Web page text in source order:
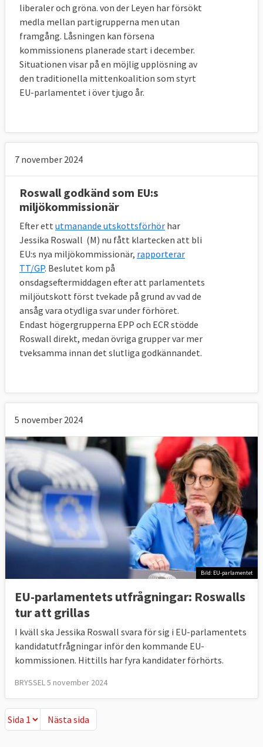
liberaler och gröna. von der Leyen har försökt
medla mellan partigrupperna men utan
framgång. Låsningen kan försena
kommissionens planerade start i december.
Situationen visar på en möjlig upplösning av
den traditionella mittenkoalition som styrt
EU-parlamentet i över tjugo år.
7 november 2024
Roswall godkänd som EU:s
miljökommissionär
Efter ett utmanande utskottsförhör har
Jessika Roswall (M) nu fått klartecken att bli
EU:s nya miljökommissionär, rapporterar
TT/GP. Beslutet kom på
onsdagseftermiddagen efter att parlamentets
miljöutskott först tvekade på grund av vad de
ansåg vara otydliga svar under förhöret.
Endast högergrupperna EPP och ECR stödde
Roswall direkt, medan övriga grupper var mer
tveksamma innan det slutliga godkännandet.
5 november 2024
Bild: EU-parlamentet
EU-parlamentets utfrågningar: Roswalls
tur att grillas
I kväll ska Jessika Roswall svara för sig i EU-parlamentets
kandidatutfrågningar inför den kommande EU-
kommissionen. Hittills har fyra kandidater förhörts.
BRYSSEL 5 november 2024
Nästa sida
Nästa sida